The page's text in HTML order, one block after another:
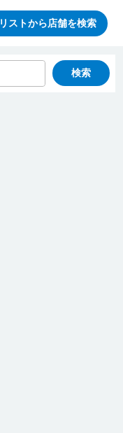
リストから店舗を検索
検索